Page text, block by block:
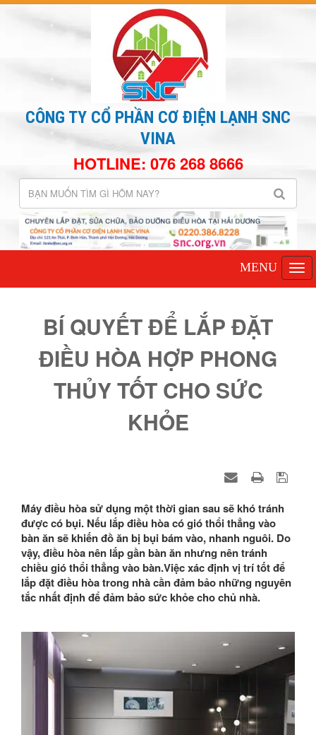
CÔNG TY CỔ PHẦN CƠ ĐIỆN LẠNH SNC
VINA
HOTLINE: 076 268 8666
BÍ QUYẾT ĐỂ LẮP ĐẶT
ĐIỀU HÒA HỢP PHONG
THỦY TỐT CHO SỨC
KHỎE
Máy điều hòa sử dụng một thời gian sau sẽ khó tránh
được có bụi. Nếu lắp điều hòa có gió thổi thẳng vào
bàn ăn sẽ khiến đồ ăn bị bụi bám vào, nhanh nguôi. Do
vậy, điều hòa nên lắp gần bàn ăn nhưng nên tránh
chiều gió thổi thẳng vào bàn.Việc xác định vị trí tốt để
lắp đặt điều hòa trong nhà cần đảm bảo những nguyên
tắc nhất định để đảm bảo sức khỏe cho chủ nhà.